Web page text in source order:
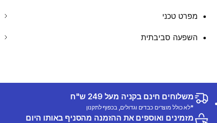
מפרט טכני
השפעה סביבתית
משלוחים חינם בקניה מעל 249 ש"ח
*לא כולל מוצרים כבדים וגדולים, בכפוף לתקנון
מזמינים ואוספים את ההזמנה מהסניף באותו היום